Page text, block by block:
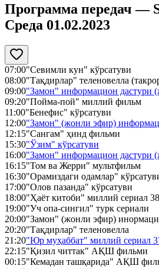
Программа передач —
Среда 01.02.2023
07:00"Севимли кун" кўрсатуви
08:00"Тақдирлар" теленовелла
09:00"Замон" информацион дастури
09:20"Пойма-пой" миллий фильм
11:00"Бенефис" кўрсатуви
12:00"Замон" (жонли эфир)
12:15"Сангам" ҳинд фильми
15:30"Ўзим" кўрсатуви
16:00"Замон" информацион дастури
16:15"Том ва Жерри" мультфильм
16:30"Орамиздаги одамлар"
17:00"Олов пазанда" кўрсатуви
18:00"Ҳаёт китоби" миллий сериал
19:00"Уч опа-сингил" турк сериали
20:00"Замон" (жонли эфир)
20:20"Тақдирлар" теленовелла
21:20"Юр муҳаббат" миллий сериал
22:15"Қизил читтак" АҚШ фильми
00:15"Кемадан ташқарида" АҚШ